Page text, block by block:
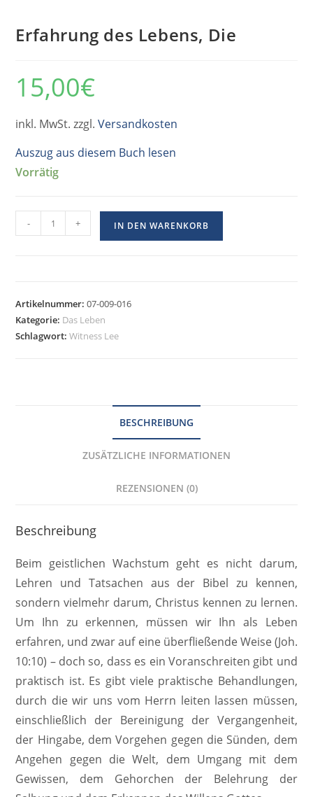
Erfahrung des Lebens, Die
15,00€
inkl. MwSt. zzgl.Versandkosten
Auszug aus diesem Buch lesen
Vorrätig
- + IN DEN WARENKORB
Artikelnummer:07-009-016
Kategorie: Das Leben
Schlagwort:Witness Lee
BESCHREIBUNG
ZUSÄTZLICHE INFORMATIONEN
REZENSIONEN (0)
Beschreibung
Beim geistlichen Wachstum geht es nicht darum,
Lehren und Tatsachen aus der Bibel zu kennen,
sondern vielmehr darum, Christus kennen zu lernen.
Um Ihn zu erkennen, müssen wir Ihn als Leben
erfahren, und zwar auf eine überfließende Weise (Joh.
10:10) – doch so, dass es ein Voranschreiten gibt und
praktisch ist. Es gibt viele praktische Behandlungen,
durch die wir uns vom Herrn leiten lassen müssen,
einschließlich der Bereinigung der Vergangenheit,
der Hingabe, dem Vorgehen gegen die Sünden, dem
Angehen gegen die Welt, dem Umgang mit dem
Gewissen, dem Gehorchen der Belehrung der